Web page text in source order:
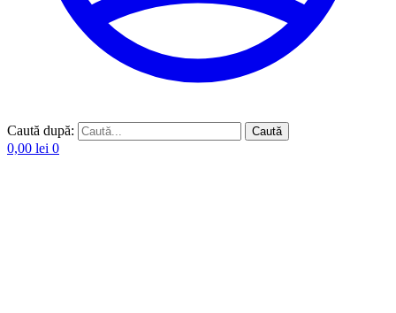
Caută după: Caută
0,00 lei 0